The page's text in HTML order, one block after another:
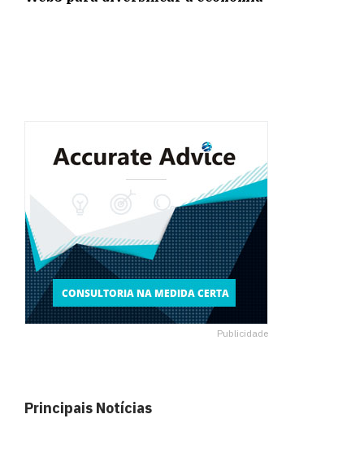
Publicidade
Principais Notícias